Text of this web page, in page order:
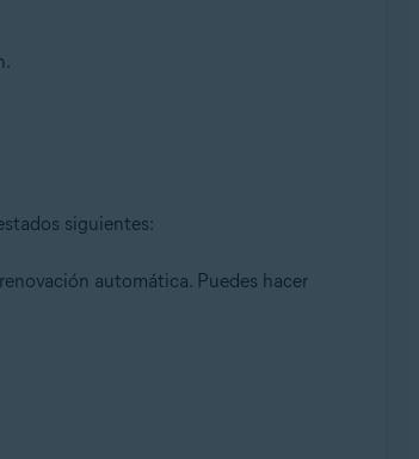
siguientes:
automática. Puedes hacer